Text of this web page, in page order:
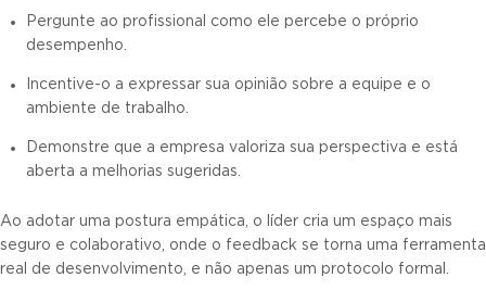
Pergunte ao profissional como ele percebe o próprio
desempenho.
Incentive-o a expressar sua opinião sobre a equipe e o
ambiente de trabalho.
Demonstre que a empresa valoriza sua perspectiva e está
aberta a melhorias sugeridas.
Ao adotar uma postura empática, o líder cria um espaço mais
seguro e colaborativo, onde o feedback se torna uma ferramenta
real de desenvolvimento, e não apenas um protocolo formal.